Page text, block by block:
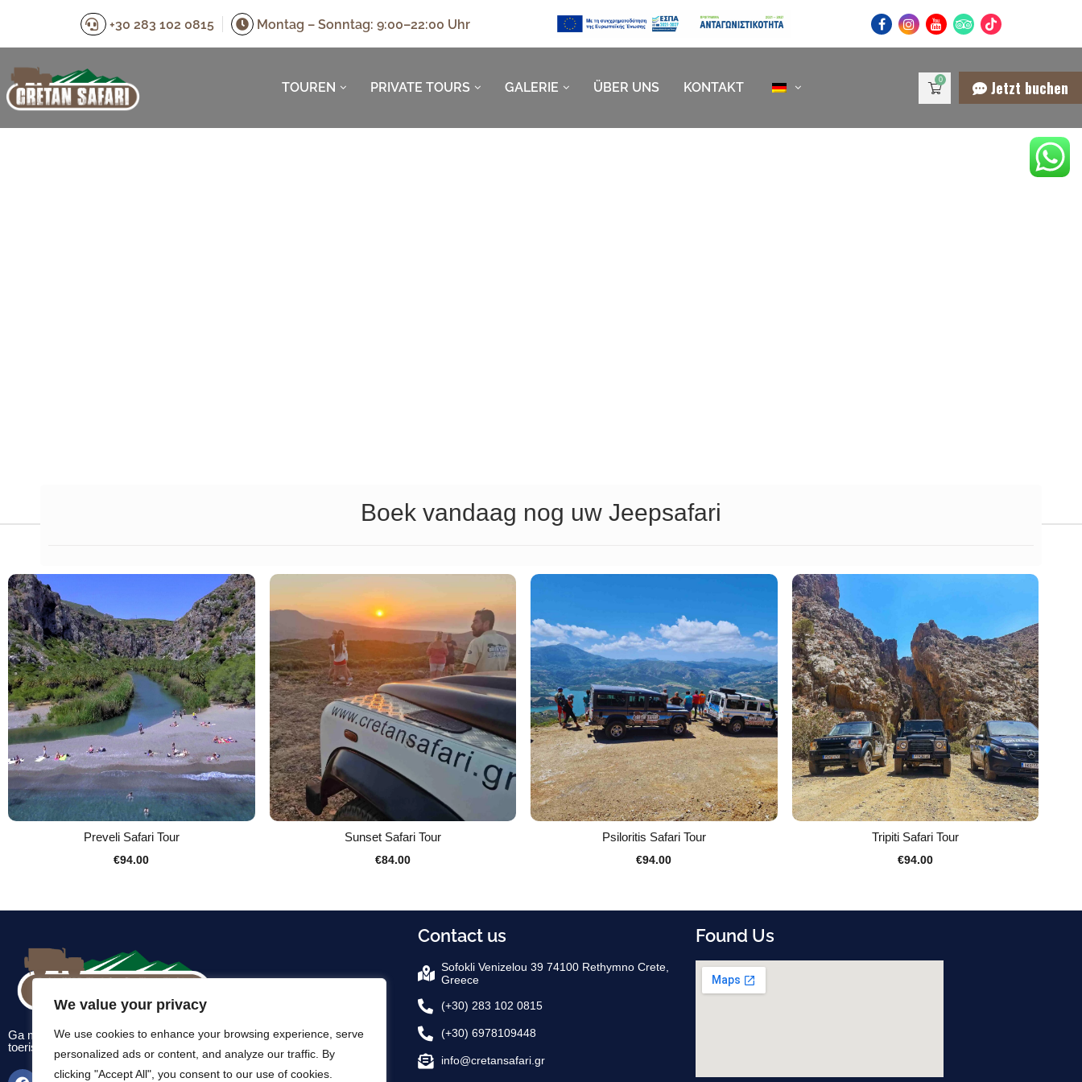
We value your privacy
We use cookies to enhance your browsing experience, serve
personalized ads or content, and analyze our traffic. By
clicking "Accept All", you consent to our use of cookies.
+30 283 102 0815 Montag – Sonntag: 9:00–22:00 Uhr
TOUREN PRIVATE TOURS GALERIE ÜBER UNS KONTAKT 0 Jetzt buchen
Boek vandaag nog uw Jeepsafari
Preveli Safari Tour
€94.00
Sunset Safari Tour
€84.00
Psiloritis Safari Tour
€94.00
Tripiti Safari Tour
€94.00
Ga met ons mee en ontdek het echte Kreta – buiten de typische
toeristische routes.
Contact us
Sofokli Venizelou 39 74100 Rethymno Crete,
Greece
(+30) 283 102 0815
(+30) 6978109448
info@cretansafari.gr
Found Us